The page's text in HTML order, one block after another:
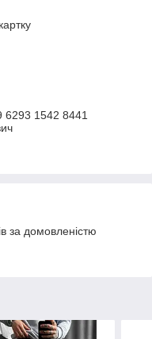
6293 1542 8441
за домовленістю